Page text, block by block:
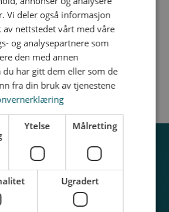
på forsikring
Vi deler også informasjon
nettstedet vårt med våre
og analysepartnere som
den med annen
har gitt dem eller som de
fra din bruk av tjenestene
Ytelse Målretting
Ugradert